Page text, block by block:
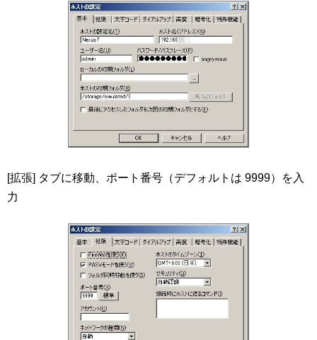
[拡張] タブに移動、ポート番号（デフォルトは 9999）を入
力